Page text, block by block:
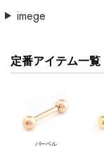
imege